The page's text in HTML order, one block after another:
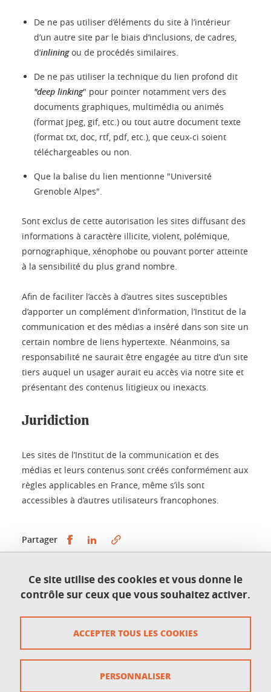
De ne pas utiliser d’éléments du site à l’intérieur
d’un autre site par le biais d’inclusions, de cadres,
d’inliningou de procédés similaires.
De ne pas utiliser la technique du lien profond dit
"deep linking" pour pointer notamment vers des
documents graphiques, multimédia ou animés
(format jpeg, gif, etc.) ou tout autre document texte
(format txt, doc, rtf, pdf, etc.), que ceux-ci soient
téléchargeables ou non.
Que la balise du lien mentionne "Université
Grenoble Alpes".
Sont exclus de cette autorisation les sites diffusant des
informations à caractère illicite, violent, polémique,
pornographique, xénophobe ou pouvant porter atteinte
à la sensibilité du plus grand nombre.
Afin de faciliter l’accès à d’autres sites susceptibles
d’apporter un complément d’information, l’Institut de la
communication et des médias a inséré dans son site un
certain nombre de liens hypertexte. Néanmoins, sa
responsabilité ne saurait être engagée au titre d’un site
tiers auquel un usager aurait eu accès via notre site et
présentant des contenus litigieux ou inexacts.
Juridiction
Les sites de l’Institut de la communication et des
médias et leurs contenus sont créés conformément aux
règles applicables en France, même s’ils sont
accessibles à d’autres utilisateurs francophones.
Partager Partager sur Facebook
Partager sur LinkedIn
Publié le 21 novembre 2016
Mis à jour le 21 octobre 2025
Accessibilité : non conforme
Ce site utilise des cookies et vous donne le
contrôle sur ceux que vous souhaitez activer.
ACCEPTER TOUS LES COOKIES
PERSONNALISER